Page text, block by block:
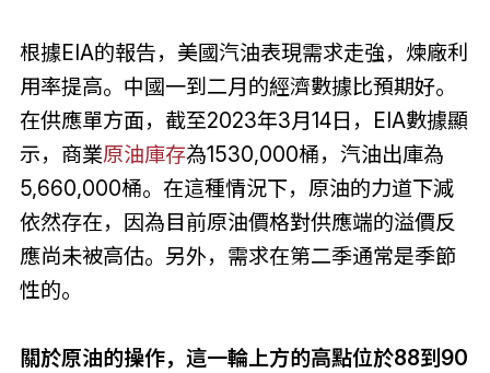
根據EIA的報告，美國汽油表現需求走強，煉廠利
用率提高。中國一到二月的經濟數據比預期好。
在供應單方面，截至2023年3月14日，EIA數據顯
示，商業原油庫存為1530,000桶，汽油出庫為
5,660,000桶。在這種情況下，原油的力道下減
依然存在，因為目前原油價格對供應端的溢價反
應尚未被高估。另外，需求在第二季通常是季節
性的。
關於原油的操作，這一輪上方的高點位於88到90